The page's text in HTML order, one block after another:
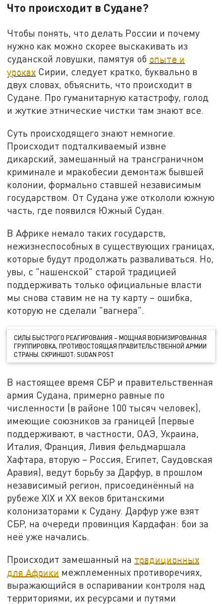
Что происходит в Судане?
Чтобы понять, что делать России и почему
нужно как можно скорее выскакивать из
суданской ловушки, памятуя об опыте и
уроках Сирии, следует кратко, буквально в
двух словах, объяснить, что происходит в
Судане. Про гуманитарную катастрофу, голод
и жуткие этнические чистки там знают все.
Суть происходящего знают немногие.
Происходит подталкиваемый извне
дикарский, замешанный на трансграничном
криминале и мракобесии демонтаж бывшей
колонии, формально ставшей независимым
государством. От Судана уже откололи южную
часть, где появился Южный Судан.
В Африке немало таких государств,
нежизнеспособных в существующих границах,
которые будут продолжать разваливаться. Но,
увы, с "нашенской" старой традицией
поддерживать только официальные власти
мы снова ставим не на ту карту – ошибка,
которую не сделали "вагнера".
СИЛЫ БЫСТРОГО РЕАГИРОВАНИЯ – МОЩНАЯ ВОЕНИЗИРОВАННАЯ
ГРУППИРОВКА, ПРОТИВОСТОЯЩАЯ ПРАВИТЕЛЬСТВЕННОЙ АРМИИ
СТРАНЫ. СКРИНШОТ: SUDAN POST
В настоящее время СБР и правительственная
армия Судана, примерно равные по
численности (в районе 100 тысяч человек),
имеющие союзников за границей (первые
поддерживают, в частности, ОАЭ, Украина,
Италия, Франция, Ливия фельдмаршала
Хафтара, вторую – Россия, Египет, Саудовская
Аравия), ведут борьбу за Дарфур, в прошлом
независимый регион, присоединённый на
рубеже XIX и XX веков британскими
колонизаторами к Судану. Дарфур уже взят
СБР, на очереди провинция Кардафан: бои за
неё уже начались.
Происходит замешанный на традиционных
для Африки межплеменных противоречиях,
выражающийся в оспаривании контроля над
территориями, их ресурсами и путями